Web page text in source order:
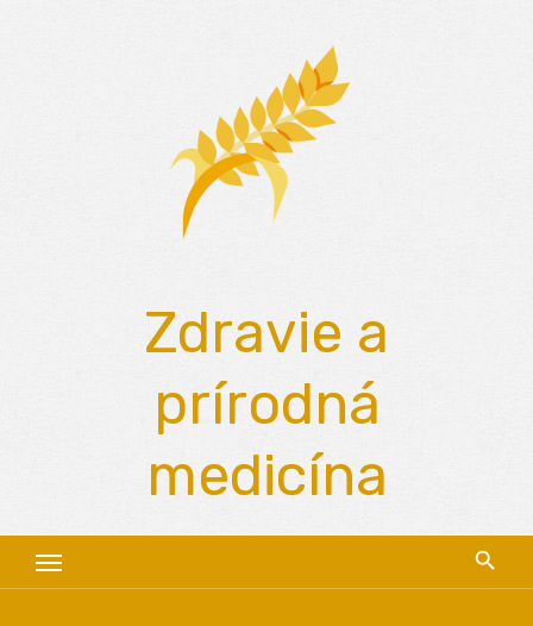
Zdravie a
prírodná
medicína